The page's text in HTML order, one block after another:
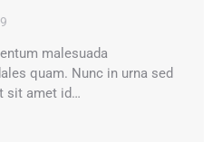
malesuada
quam. Nunc in urna sed
sit amet id…